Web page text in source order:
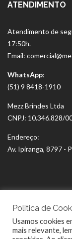
ATENDIMENTO
Atendimento de
17:50h.
Email:
WhatsApp:
(51) 9 8418-1910
Mezz Brindes Ltda
CNPJ: 10.346.828/
Endereço:
Av. Ipiranga, 8797 -
Politica de
Usamos cookies
mais relevante,